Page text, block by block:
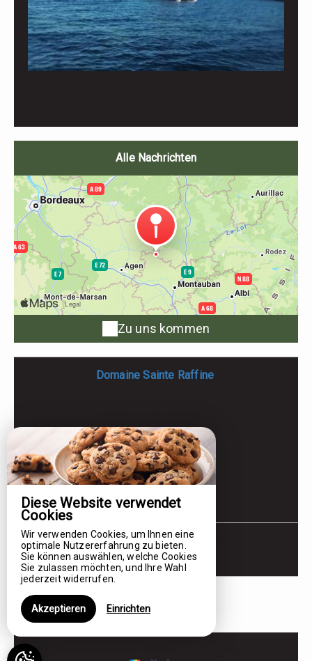
Diese Website verwendet
Cookies
Wir verwenden Cookies, um Ihnen eine
optimale Nutzererfahrung zu bieten.
Sie können auswählen, welche Cookies
Sie zulassen möchten, und Ihre Wahl
jederzeit widerrufen.
Akzeptieren Einrichten
Alle Nachrichten
Zu uns kommen
Domaine Sainte Raffine
82150 BELVEZE - FRANCE
+33 6 70 41 09 57
E-Mail-Kontakt
Rechtliche Hinweise |
Allgemeine
Verkaufsbedingungen
© 2026 Domaine Sainte Raffine